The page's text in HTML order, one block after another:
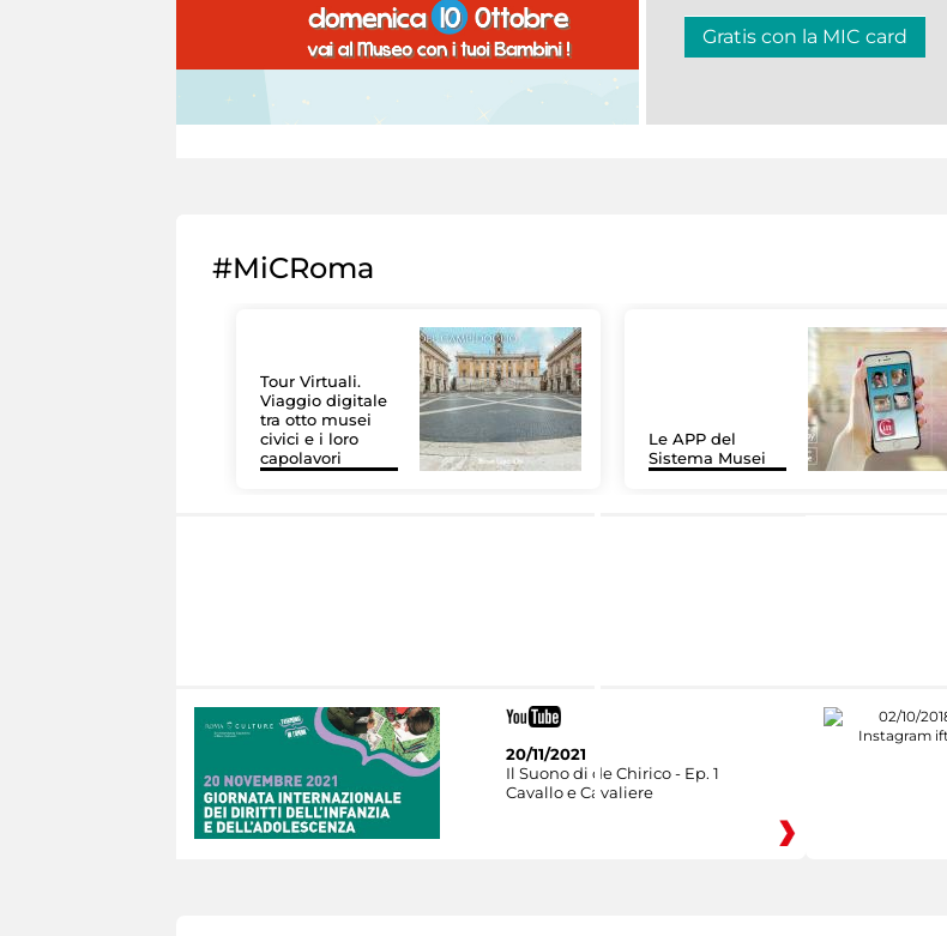
Gratis con la MIC card
#MiCRoma
Tour Virtuali.
Viaggio digitale
tra otto musei
civici e i loro
capolavori
Le APP del
Sistema Musei
20/11/2021
Il Suono di de Chirico - Ep. 1
Cavallo e Cavaliere